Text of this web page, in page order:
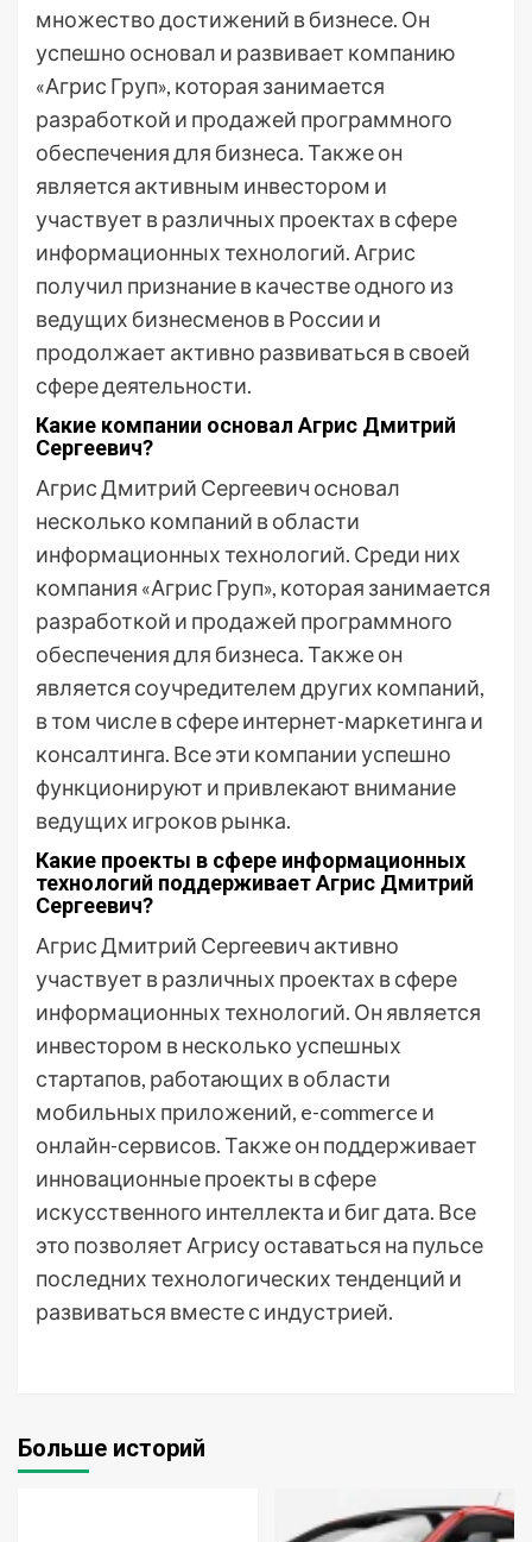
множество достижений в бизнесе. Он
успешно основал и развивает компанию
«Агрис Груп», которая занимается
разработкой и продажей программного
обеспечения для бизнеса. Также он
является активным инвестором и
участвует в различных проектах в сфере
информационных технологий. Агрис
получил признание в качестве одного из
ведущих бизнесменов в России и
продолжает активно развиваться в своей
сфере деятельности.
Какие компании основал Агрис Дмитрий
Сергеевич?
Агрис Дмитрий Сергеевич основал
несколько компаний в области
информационных технологий. Среди них
компания «Агрис Груп», которая занимается
разработкой и продажей программного
обеспечения для бизнеса. Также он
является соучредителем других компаний,
в том числе в сфере интернет-маркетинга и
консалтинга. Все эти компании успешно
функционируют и привлекают внимание
ведущих игроков рынка.
Какие проекты в сфере информационных
технологий поддерживает Агрис Дмитрий
Сергеевич?
Агрис Дмитрий Сергеевич активно
участвует в различных проектах в сфере
информационных технологий. Он является
инвестором в несколько успешных
стартапов, работающих в области
мобильных приложений, e-commerce и
онлайн-сервисов. Также он поддерживает
инновационные проекты в сфере
искусственного интеллекта и биг дата. Все
это позволяет Агрису оставаться на пульсе
последних технологических тенденций и
развиваться вместе с индустрией.
Больше историй